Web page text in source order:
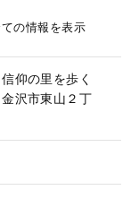
の情報を表示
仰の里を歩く
沢市東山２丁